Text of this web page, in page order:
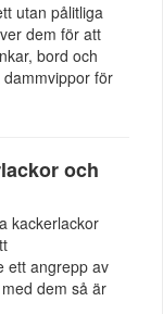
utan pålitliga
dem för att
bord och
för
och
kackerlackor
ett angrepp av
dem så är